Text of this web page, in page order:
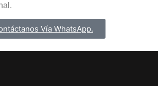
Vía WhatsApp.